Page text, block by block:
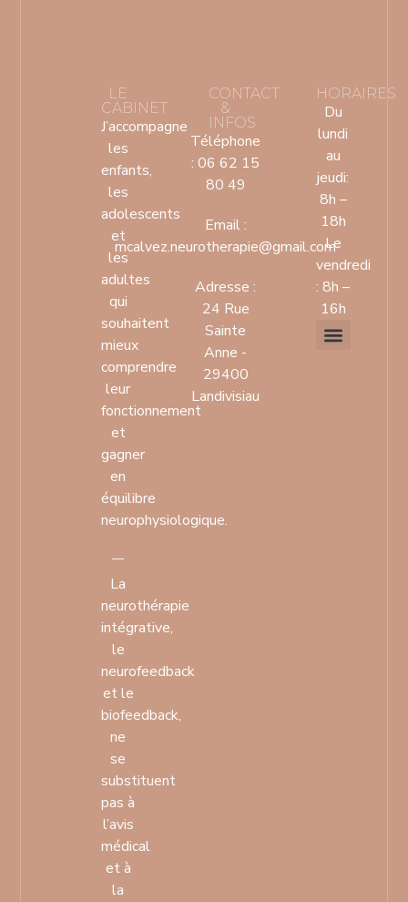
LE
CABINET
J’accompagne
les
enfants,
les
adolescents
et
les
adultes
qui
souhaitent
mieux
comprendre
leur
fonctionnement
et
gagner
en
équilibre
neurophysiologique.
La
neurothérapie
intégrative,
le
neurofeedback
et le
biofeedback,
ne
se
substituent
pas à
l’avis
médical
et à
la
CONTACT
&
INFOS
Téléphone
: 06 62 15
80 49
Email :
mcalvez.neurotherapie@gmail.com
Adresse :
24 Rue
Sainte
Anne -
29400
Landivisiau
HORAIRES
Du
lundi
au
jeudi:
8h –
18h
Le
vendredi
: 8h –
16h